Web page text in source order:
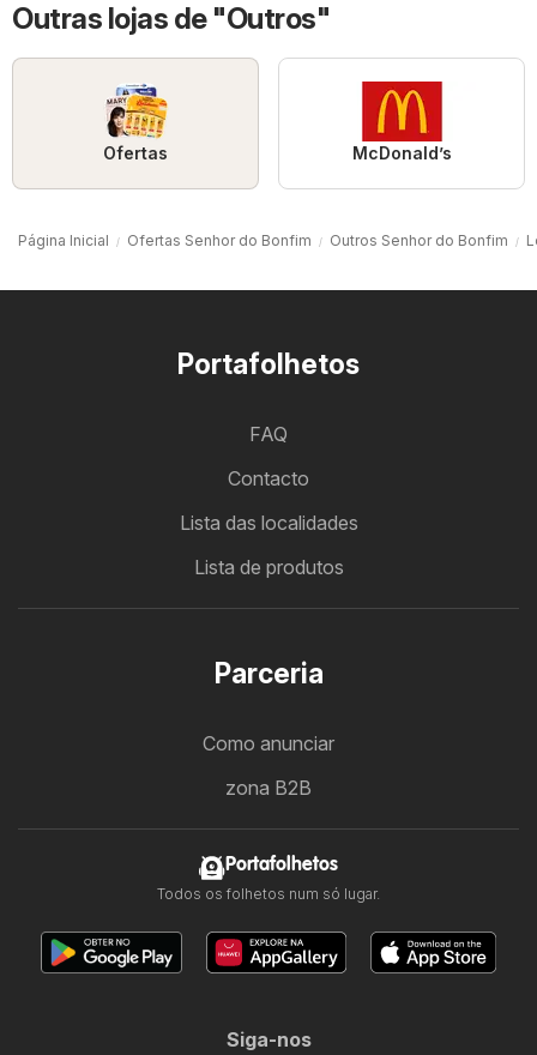
Outras lojas de "Outros"
Ofertas McDonald’s
Página Inicial Ofertas Senhor do Bonfim Outros Senhor do Bonfim
Portafolhetos
FAQ
Contacto
Lista das localidades
Lista de produtos
Parceria
Como anunciar
zona B2B
Portafolhetos
Todos os folhetos num só lugar.
Siga-nos